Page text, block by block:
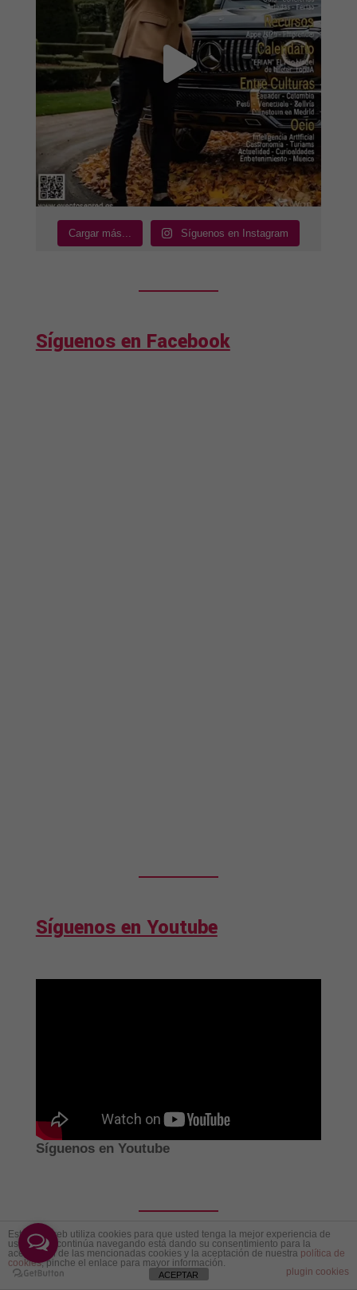
Cargar más... Síguenos en Instagram
Síguenos en Facebook
Síguenos en Youtube
Síguenos en Youtube
Suscríbete
Este sitio web utiliza cookies para que usted tenga la mejor experiencia de
usuario. Si continúa navegando está dando su consentimiento para la
aceptación de las mencionadas cookies y la aceptación de nuestra política de
cookies, pinche el enlace para mayor información.
plugin cookies
ACEPTAR